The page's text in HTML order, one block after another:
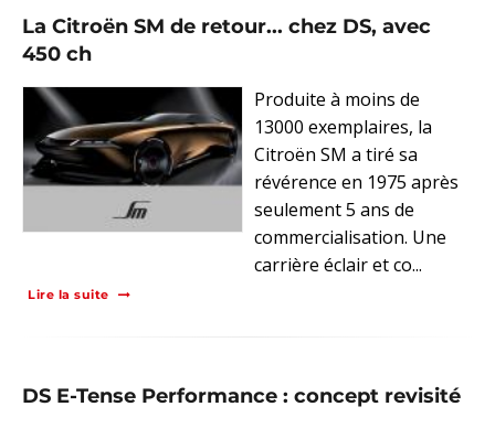
La Citroën SM de retour... chez DS, avec
450 ch
Produite à moins de
13000 exemplaires, la
Citroën SM a tiré sa
révérence en 1975 après
seulement 5 ans de
commercialisation. Une
carrière éclair et co...
Lire la suite
DS E-Tense Performance : concept revisité